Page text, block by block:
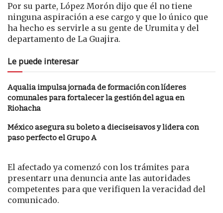
Por su parte, López Morón dijo que él no tiene
ninguna aspiración a ese cargo y que lo único que
ha hecho es servirle a su gente de Urumita y del
departamento de La Guajira.
Le puede interesar
Aqualia impulsa jornada de formación con líderes
comunales para fortalecer la gestión del agua en
Riohacha
México asegura su boleto a dieciseisavos y lidera con
paso perfecto el Grupo A
El afectado ya comenzó con los trámites para
presentarr una denuncia ante las autoridades
competentes para que verifiquen la veracidad del
comunicado.